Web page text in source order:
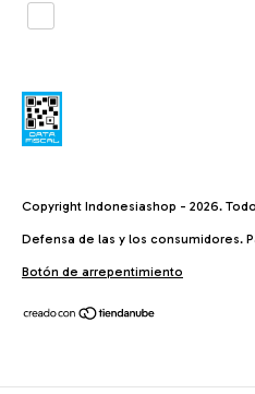
Copyright Indonesiashop - 2026.
Defensa de las y los consumidores.
Botón de arrepentimiento